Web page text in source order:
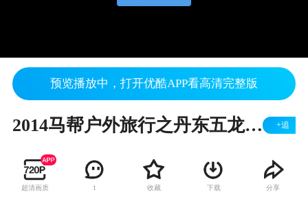
预览播放中，打开优酷APP看高清完整版
2014马帮户外旅行之丹东五龙山、凤凰山活动 +追
超清画质 1 收藏 下载 分享